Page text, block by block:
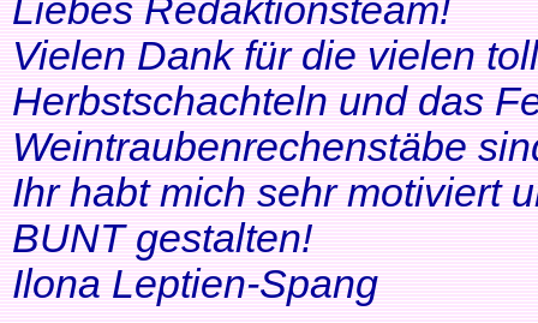
Liebes Redaktionsteam!
Vielen Dank für die vielen
Herbstschachteln und das
Weintraubenrechenstäbe
Ihr habt mich sehr motiviert
BUNT gestalten!
Ilona Leptien-Spang